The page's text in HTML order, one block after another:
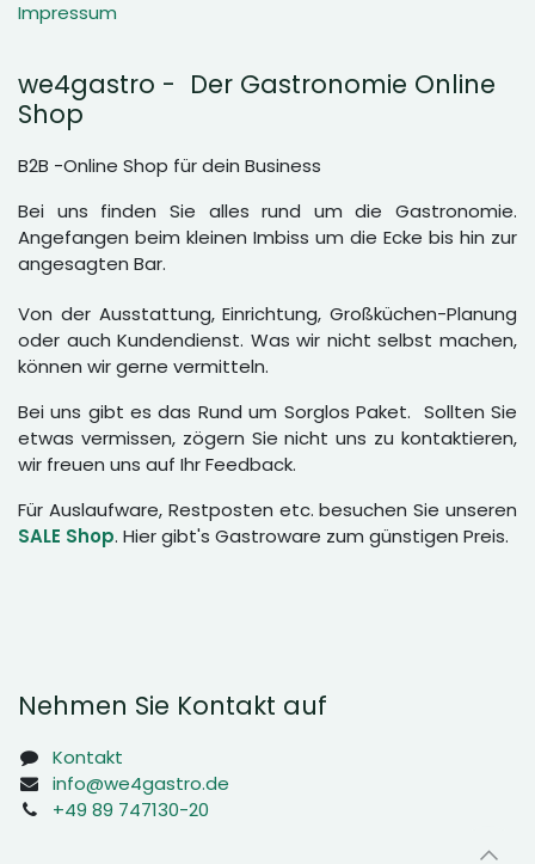
Impressum
we4gastro - Der Gastronomie Online
Shop
B2B -Online Shop für dein Business
Bei uns finden Sie alles rund um die Gastronomie.
Angefangen beim kleinen Imbiss um die Ecke bis hin zur
angesagten Bar.
Von der Ausstattung, Einrichtung, Großküchen-Planung
oder auch Kundendienst. Was wir nicht selbst machen,
können wir gerne vermitteln.
Bei uns gibt es das Rund um Sorglos Paket. Sollten Sie
etwas vermissen, zögern Sie nicht uns zu kontaktieren,
wir freuen uns auf Ihr Feedback.
Für Auslaufware, Restposten etc. besuchen Sie unseren
SALE Shop. Hier gibt's Gastroware zum günstigen Preis.
Nehmen Sie Kontakt auf
Kontakt
info@we4gastro.de
+49 89 747130-20